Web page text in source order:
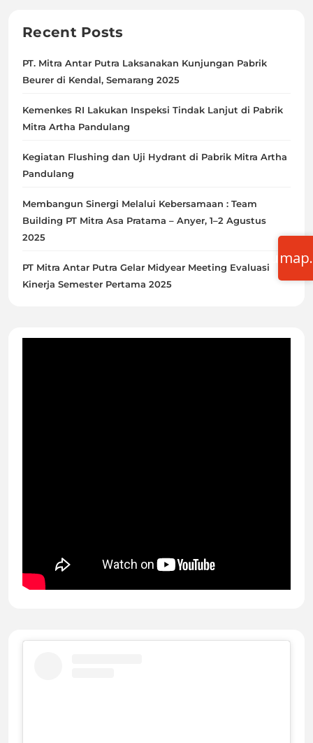
Recent Posts
PT. Mitra Antar Putra Laksanakan Kunjungan Pabrik
Beurer di Kendal, Semarang 2025
Kemenkes RI Lakukan Inspeksi Tindak Lanjut di Pabrik
Mitra Artha Pandulang
Kegiatan Flushing dan Uji Hydrant di Pabrik Mitra Artha
Pandulang
Membangun Sinergi Melalui Kebersamaan : Team
Building PT Mitra Asa Pratama – Anyer, 1–2 Agustus
2025
PT Mitra Antar Putra Gelar Midyear Meeting Evaluasi
Kinerja Semester Pertama 2025